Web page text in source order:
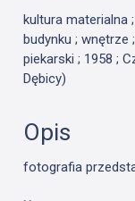
kultura materialna
budynku ; wnętrze
piekarski ; 1958 ;
Dębicy)
Opis
fotografia